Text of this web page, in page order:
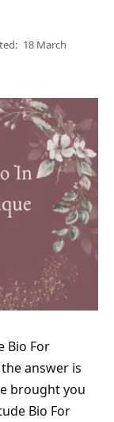
18 March
Bio For
answer is
brought you
Bio For